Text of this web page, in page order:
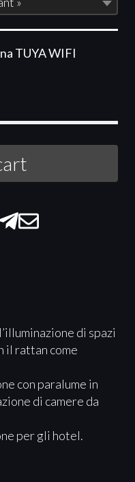
TUYA WIFI
di spazi
il rattan come
con paralume in
di camere da
per gli hotel.